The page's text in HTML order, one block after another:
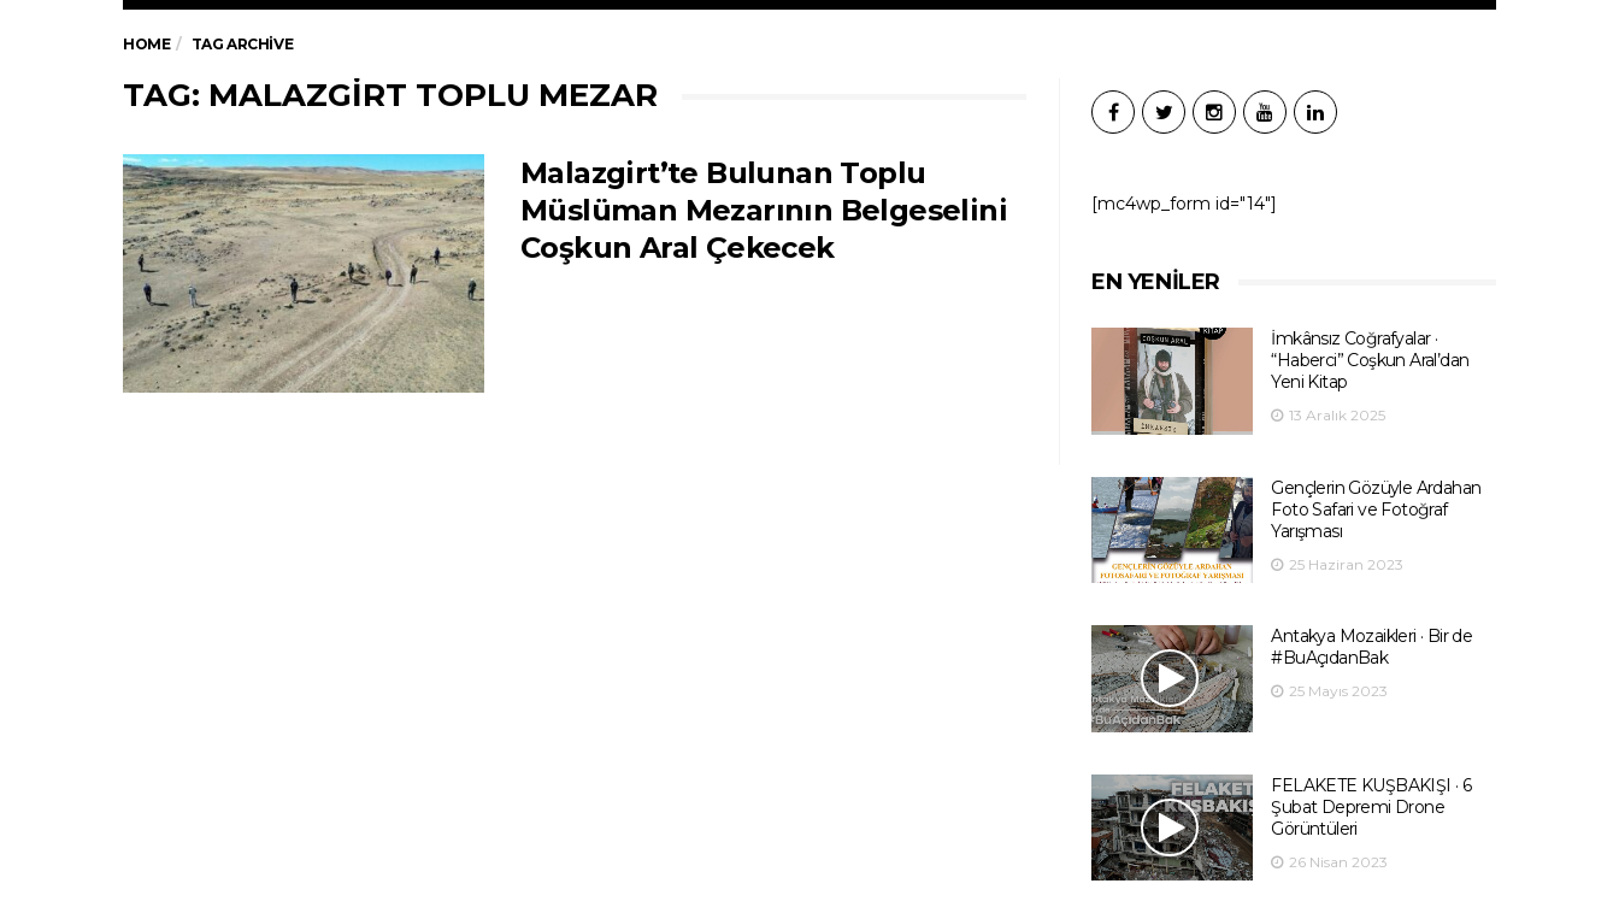
HOME TAG ARCHIVE
TAG: MALAZGIRT TOPLU MEZAR
Malazgirt’te Bulunan Toplu
Müslüman Mezarının Belgeselini
Coşkun Aral Çekecek
[mc4wp_form id="14"]
EN YENILER
İmkânsız Coğrafyalar ·
“Haberci” Coşkun Aral’dan
Yeni Kitap
13 Aralık 2025
Gençlerin Gözüyle Ardahan
Foto Safari ve Fotoğraf
Yarışması
25 Haziran 2023
Antakya Mozaikleri · Bir de
#BuAçıdanBak
25 Mayıs 2023
FELAKETE KUŞBAKIŞI · 6
Şubat Depremi Drone
Görüntüleri
26 Nisan 2023